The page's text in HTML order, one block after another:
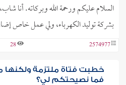
بشركة توليد الكهرباء، ولي عمل خاص
2574977
28
خطبت فتاة ملتزمة ولكنها
فما نصيحتكم لي؟